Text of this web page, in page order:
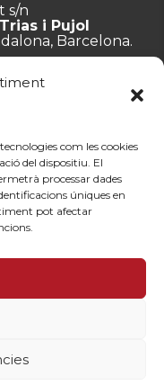
com les cookies
del dispositiu. El
processar dades
úniques en
pot afectar
s/n
i Pujol
Barcelona.